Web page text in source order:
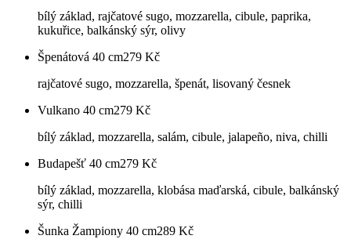
bílý základ, rajčatové sugo, mozzarella, cibule, paprika,
kukuřice, balkánský sýr, olivy
Špenátová 40 cm279 Kč
rajčatové sugo, mozzarella, špenát, lisovaný česnek
Vulkano 40 cm279 Kč
bílý základ, mozzarella, salám, cibule, jalapeño, niva, chilli
Budapešť 40 cm279 Kč
bílý základ, mozzarella, klobása maďarská, cibule, balkánský
sýr, chilli
Šunka Žampiony 40 cm289 Kč